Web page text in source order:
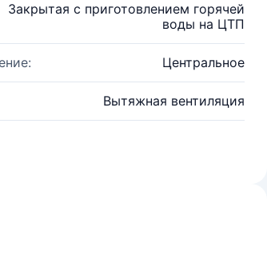
Закрытая с приготовлением горячей
воды на ЦТП
Центральное
Вытяжная вентиляция